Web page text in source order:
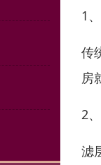
1
传
房
2
滤